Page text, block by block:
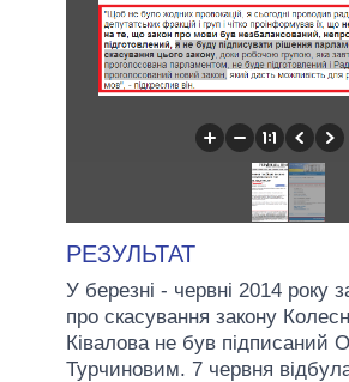
РЕЗУЛЬТАТ
У березні - червні 2014 року
про скасування закону
Ківалова не був підписаний
Турчиновим. 7 червня